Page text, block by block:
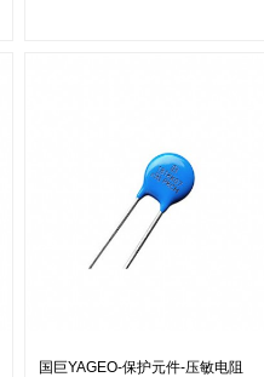
国巨YAGEO-保护元件-压敏电阻